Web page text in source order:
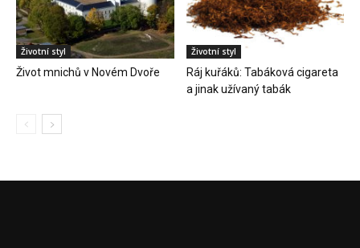
Životní styl
Život mnichů v Novém Dvoře
Životní styl
Ráj kuřáků: Tabáková cigareta
a jinak užívaný tabák